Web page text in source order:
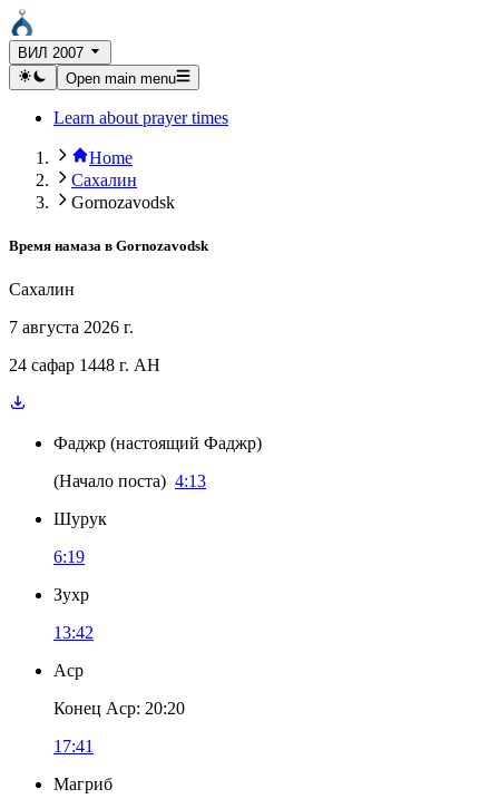
ВИЛ 2007
Open main menu
Learn about prayer times
Home
Сахалин
Gornozavodsk
Время намаза в Gornozavodsk
Сахалин
7 августа 2026 г.
24 сафар 1448 г. AH
Фаджр (настоящий Фаджр)
(Начало поста) 4:13
Шурук
6:19
Зухр
13:42
Аср
Конец Аср: 20:20
17:41
Магриб